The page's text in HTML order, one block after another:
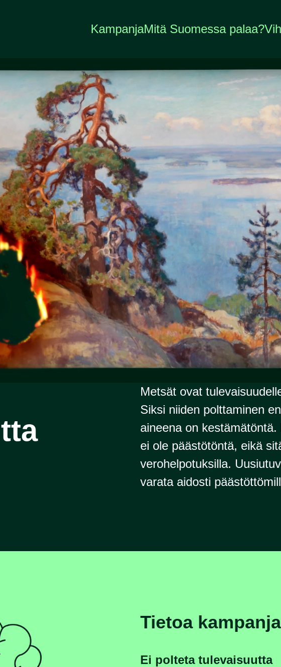
KampanjaMitä Suomessa palaa?
Metsät ovat
Siksi niiden polttaminen
aineena on
ei ole päästötöntä, eikä
verohelpotuksilla.
varata aidosti
Tietoa
Ei polteta tulevaisuutta